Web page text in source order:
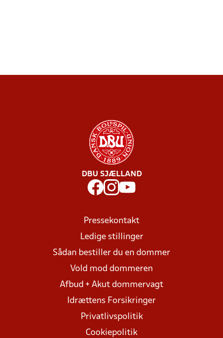
DBU SJÆLLAND
Pressekontakt
Ledige stillinger
Sådan bestiller du en dommer
Vold mod dommeren
Afbud + Akut dommervagt
Idrættens Forsikringer
Privatlivspolitik
Cookiepolitik